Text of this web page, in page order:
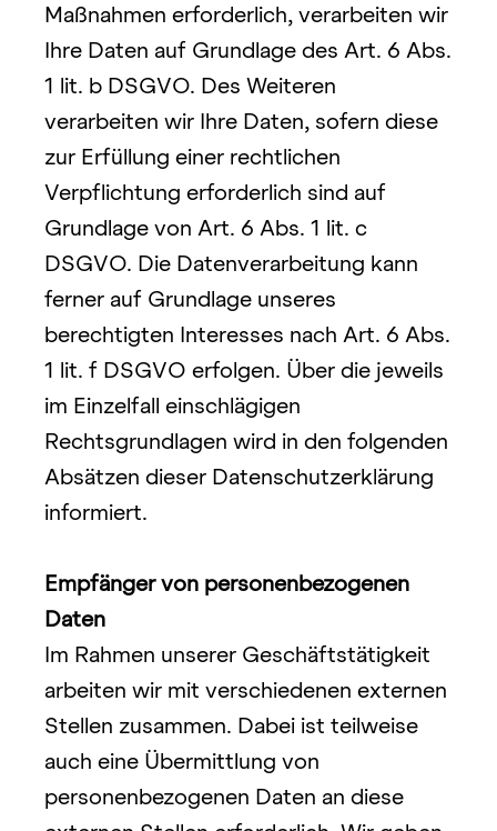
Maßnahmen erforderlich, verarbeiten wir
Ihre Daten auf Grundlage des Art. 6 Abs.
1 lit. b DSGVO. Des Weiteren
verarbeiten wir Ihre Daten, sofern diese
zur Erfüllung einer rechtlichen
Verpflichtung erforderlich sind auf
Grundlage von Art. 6 Abs. 1 lit. c
DSGVO. Die Datenverarbeitung kann
ferner auf Grundlage unseres
berechtigten Interesses nach Art. 6 Abs.
1 lit. f DSGVO erfolgen. Über die jeweils
im Einzelfall einschlägigen
Rechtsgrundlagen wird in den folgenden
Absätzen dieser Datenschutzerklärung
informiert.
Empfänger von personenbezogenen
Daten
Im Rahmen unserer Geschäftstätigkeit
arbeiten wir mit verschiedenen externen
Stellen zusammen. Dabei ist teilweise
auch eine Übermittlung von
personenbezogenen Daten an diese